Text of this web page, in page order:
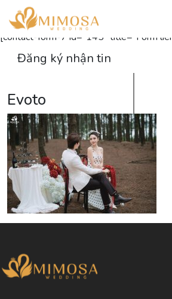
Đăng ký nhận thông tin
[contact-form-7 id="145" title="Form
Đăng ký nhận tin
Evoto